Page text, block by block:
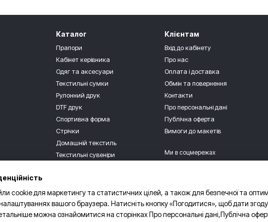
Каталог
Прапори
Кабінет керівника
Одяг та аксесуари
Текстильні сумки
Рулонний друк
DTF друк
Спортивна форма
Стрічки
Домашній текстиль
Текстильні сувеніри
Клієнтам
Вхід до кабінету
Про нас
Оплата і доставка
Обмін та повернення
Контакти
Про персональні дані
Публічна оферта
Вимоги до макетів
Ми в соцмережах
cookie для маркетингу та статистичних цілей, а також для безпечної та
вашого браузера. Натисніть кнопку «Погодитися», щоб дати
можна ознайомитися на сторінкахПро персональні дані,Публічна